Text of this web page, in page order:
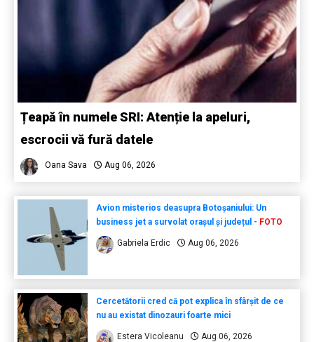
Țeapă în numele SRI: Atenție la apeluri,
escrocii vă fură datele
Oana Sava Aug 06, 2026
Avion misterios deasupra Botoșaniului: Un
business jet a survolat orașul și județul - FOTO
Gabriela Erdic Aug 06, 2026
Cercetătorii cred că pot explica în sfârșit de ce
nu au existat dinozauri foarte mici
Estera Vicoleanu Aug 06, 2026